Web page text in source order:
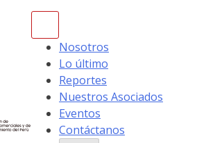
Nosotros
Lo último
Reportes
Nuestros Asociados
Eventos
Contáctanos